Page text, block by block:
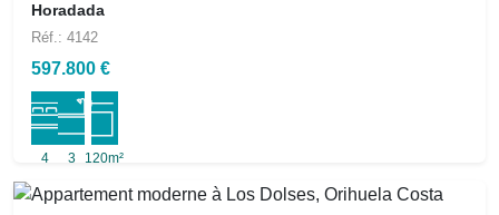
Horadada
Réf.: 4142
597.800 €
4 3 120m²